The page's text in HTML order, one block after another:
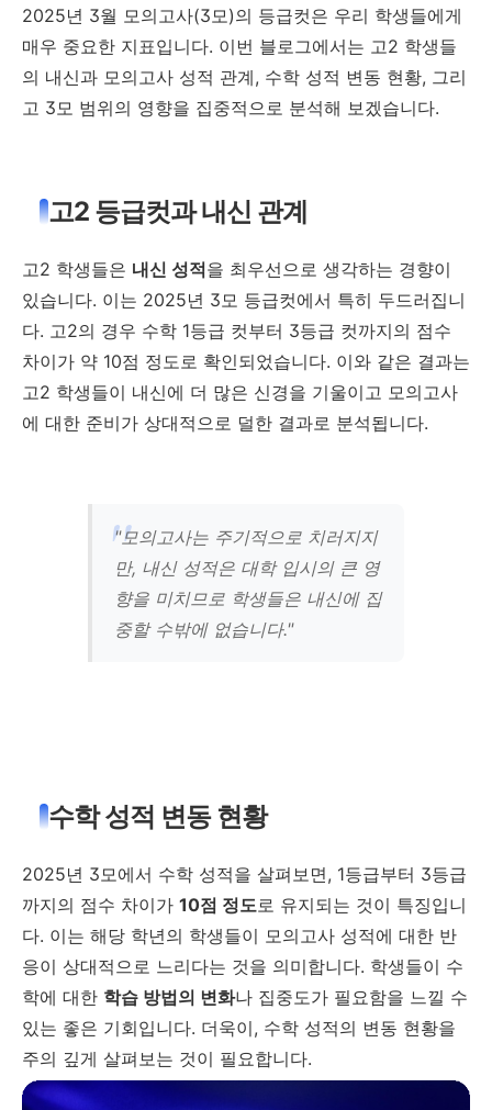
2025년 3월 모의고사(3모)의 등급컷은 우리 학생들에게
매우 중요한 지표입니다. 이번 블로그에서는 고2 학생들
의 내신과 모의고사 성적 관계, 수학 성적 변동 현황, 그리
고 3모 범위의 영향을 집중적으로 분석해 보겠습니다.
고2 등급컷과 내신 관계
고2 학생들은 내신 성적을 최우선으로 생각하는 경향이
있습니다. 이는 2025년 3모 등급컷에서 특히 두드러집니
다. 고2의 경우 수학 1등급 컷부터 3등급 컷까지의 점수
차이가 약 10점 정도로 확인되었습니다. 이와 같은 결과는
고2 학생들이 내신에 더 많은 신경을 기울이고 모의고사
에 대한 준비가 상대적으로 덜한 결과로 분석됩니다.
"모의고사는 주기적으로 치러지지
만, 내신 성적은 대학 입시의 큰 영
향을 미치므로 학생들은 내신에 집
중할 수밖에 없습니다."
수학 성적 변동 현황
2025년 3모에서 수학 성적을 살펴보면, 1등급부터 3등급
까지의 점수 차이가 10점 정도로 유지되는 것이 특징입니
다. 이는 해당 학년의 학생들이 모의고사 성적에 대한 반
응이 상대적으로 느리다는 것을 의미합니다. 학생들이 수
학에 대한 학습 방법의 변화나 집중도가 필요함을 느낄 수
있는 좋은 기회입니다. 더욱이, 수학 성적의 변동 현황을
주의 깊게 살펴보는 것이 필요합니다.